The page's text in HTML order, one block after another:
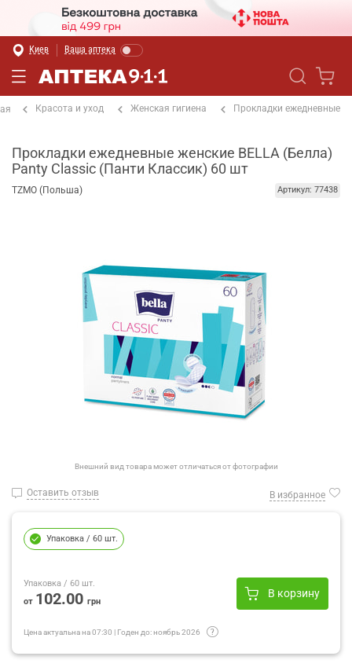
Киев Ваша аптека
Красота и уход Женская гигиена Прокладки ежедневные
Прокладки ежедневные женские BELLA (Белла)
Panty Classic (Панти Классик) 60 шт
TZMO (Польша) Артикул: 77438
Внешний вид товара может отличаться от фотографии
Оставить отзыв В избранное
Упаковка / 60 шт.
Упаковка / 60 шт.
от 102.00 грн
В корзину
Цена актуальна на07:30 | Годен до:ноябрь 2026